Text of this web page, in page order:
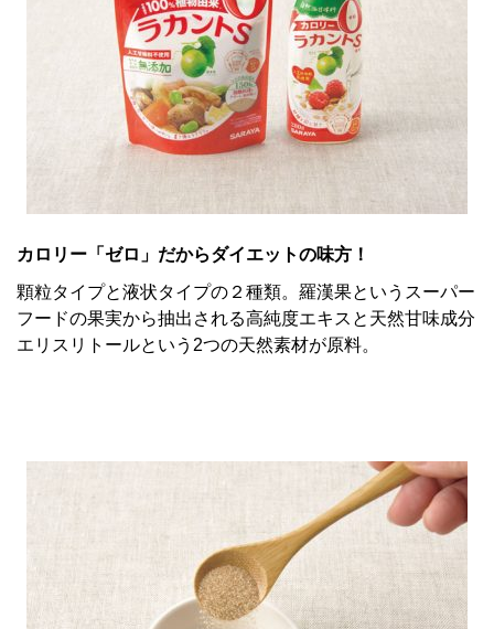
カロリー「ゼロ」だからダイエットの味方！
顆粒タイプと液状タイプの２種類。羅漢果というスーパー
フードの果実から抽出される高純度エキスと天然甘味成分
エリスリトールという2つの天然素材が原料。